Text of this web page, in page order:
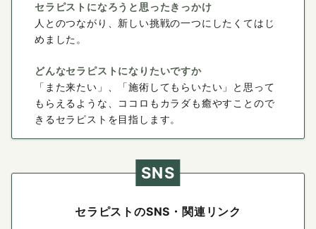
セラピストになろうと思ったきっかけ
人とのつながり、新しい挑戦の一つにしたくてはじ
めました。
どんなセラピストになりたいですか
「また来たい」、「施術してもらいたい」と思って
もらえるような、ココロもカラダも癒やすことので
きるセラピストを目指します。
SNS
セラピストのSNS・関連リンク